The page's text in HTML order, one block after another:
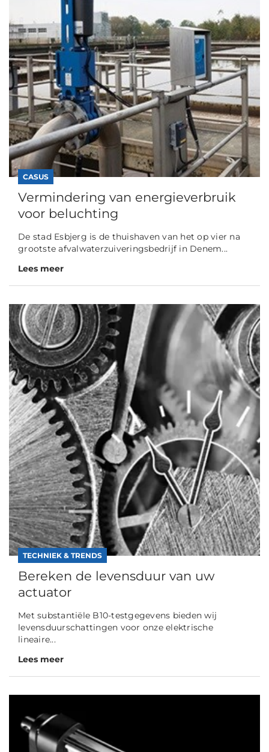
CASUS
Vermindering van energieverbruik
voor beluchting
De stad Esbjerg is de thuishaven van het op vier na
grootste afvalwaterzuiveringsbedrijf in Denem...
Lees meer
TECHNIEK & TRENDS
Bereken de levensduur van uw
actuator
Met substantiële B10-testgegevens bieden wij
levensduurschattingen voor onze elektrische
lineaire...
Lees meer